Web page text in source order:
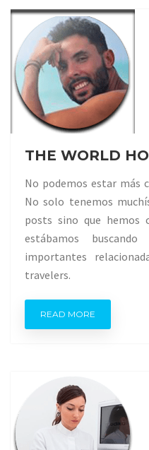
THE WORLD
No podemos estar más
No solo tenemos
posts sino que hemos
estábamos
importantes
travelers.
READ MORE